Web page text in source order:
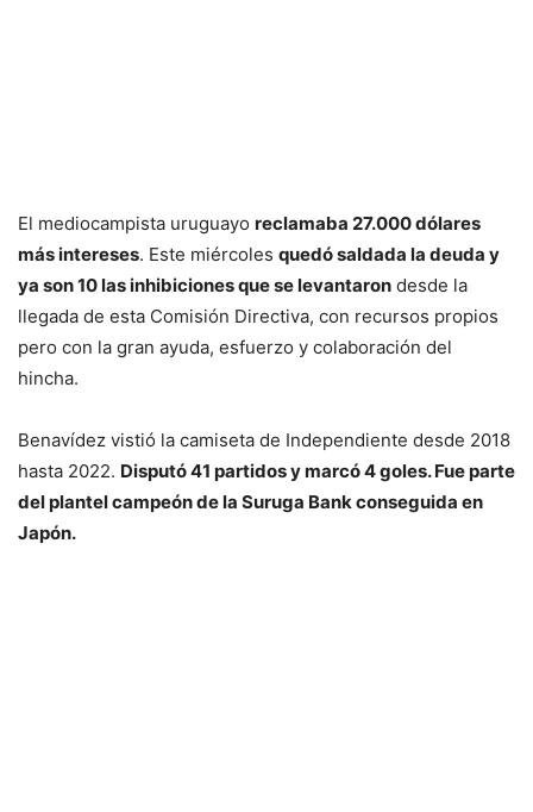
El mediocampista uruguayo reclamaba 27.000 dólares
más intereses. Este miércoles quedó saldada la deuda y
ya son 10 las inhibiciones que se levantaron desde la
llegada de esta Comisión Directiva, con recursos propios
pero con la gran ayuda, esfuerzo y colaboración del
hincha.
Benavídez vistió la camiseta de Independiente desde 2018
hasta 2022. Disputó 41 partidos y marcó 4 goles. Fue parte
del plantel campeón de la Suruga Bank conseguida en
Japón.